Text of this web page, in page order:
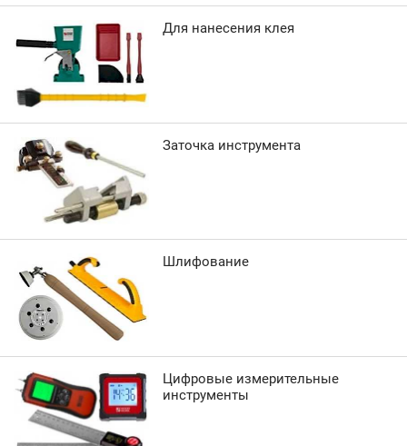
Для нанесения клея
Заточка инструмента
Шлифование
Цифровые измерительные
инструменты